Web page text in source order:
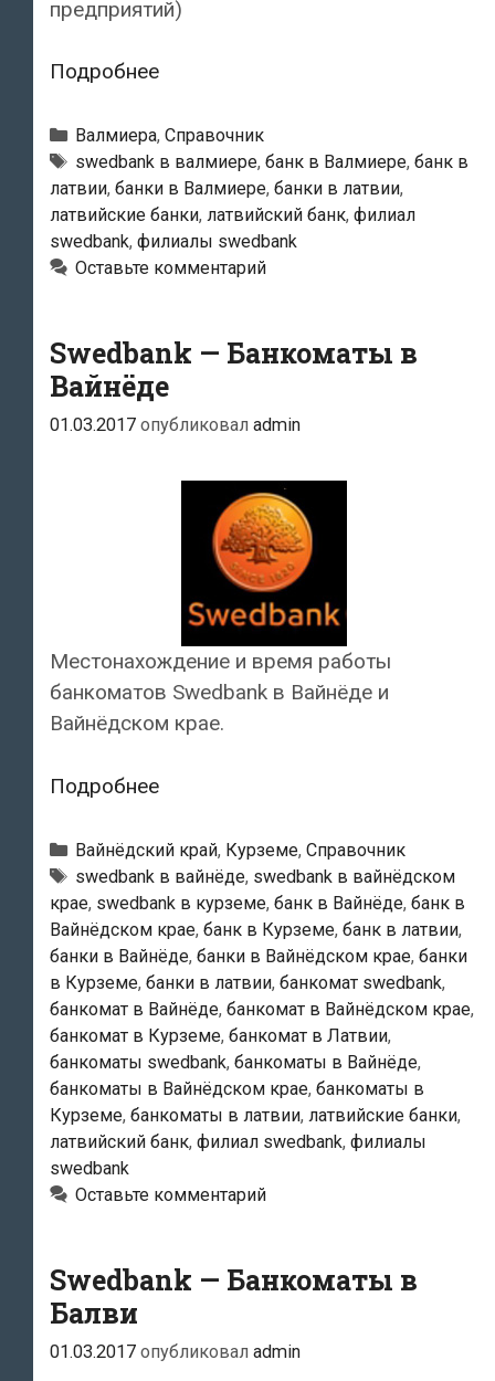
предприятий)
ПодробнееSwedbank
Валмиерский
филиал
Рубрики
Валмиера, Справочник
Тэги
swedbank в валмиере, банк в Валмиере, банк в
латвии, банки в Валмиере, банки в латвии,
латвийские банки, латвийский банк, филиал
swedbank, филиалы swedbank
Оставьте комментарий
Swedbank — Банкоматы в
Вайнёде
01.03.2017 опубликовал admin
Местонахождение и время работы
банкоматов Swedbank в Вайнёде и
Вайнёдском крае.
ПодробнееSwedbank
Банкоматы
в
Вайнёде
Рубрики
Вайнёдский край, Курземе, Справочник
Тэги
swedbank в вайнёде, swedbank в вайнёдском
крае, swedbank в курземе, банк в Вайнёде, банк в
Вайнёдском крае, банк в Курземе, банк в латвии,
банки в Вайнёде, банки в Вайнёдском крае, банки
в Курземе, банки в латвии, банкомат swedbank,
банкомат в Вайнёде, банкомат в Вайнёдском крае,
банкомат в Курземе, банкомат в Латвии,
банкоматы swedbank, банкоматы в Вайнёде,
банкоматы в Вайнёдском крае, банкоматы в
Курземе, банкоматы в латвии, латвийские банки,
латвийский банк, филиал swedbank, филиалы
swedbank
Оставьте комментарий
Swedbank — Банкоматы в
Балви
01.03.2017 опубликовал admin